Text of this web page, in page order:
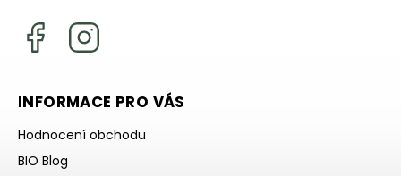
INFORMACE PRO VÁS
Hodnocení obchodu
BIO Blog